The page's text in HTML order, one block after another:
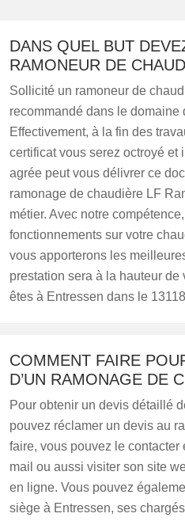
DANS QUEL BUT
RAMONEUR DE
Sollicité un ramoneur de
recommandé dans le domaine
Effectivement, à la fin des
certificat vous serez octroyé et
agrée peut vous délivrer ce
ramonage de chaudière LF
métier. Avec notre
fonctionnements sur votre
vous apporterons les
prestation sera à la hauteur
êtes à Entressen dans le
COMMENT FAIRE
D’UN RAMONAGE DE
Pour obtenir un devis détaillé
pouvez réclamer un devis au
faire, vous pouvez le contacter
mail ou aussi visiter son site
en ligne. Vous pouvez
siège à Entressen, ses